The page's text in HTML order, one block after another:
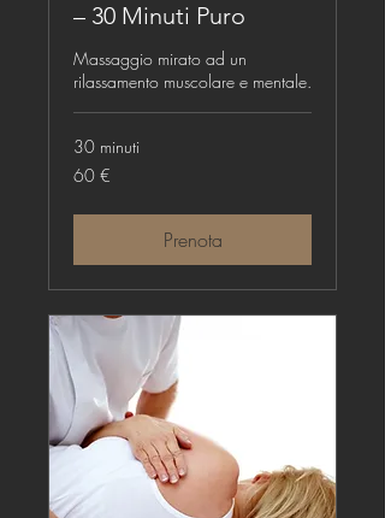
– 30 Minuti Puro
Massaggio mirato ad un
rilassamento muscolare e mentale.
30 minuti
60
euro
60 €
Prenota